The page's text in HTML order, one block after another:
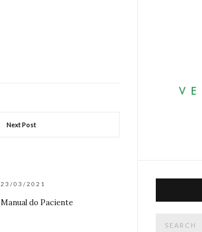
Next Post
23/03/2021
Manual do Paciente